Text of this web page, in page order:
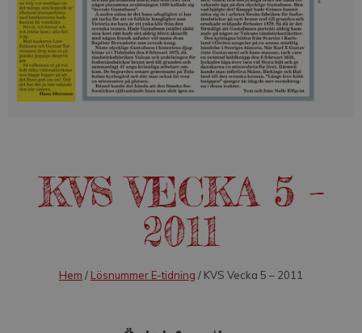
KVS VECKA 5 –
2011
Hem / Lösnummer E-tidning / KVS Vecka 5 – 2011